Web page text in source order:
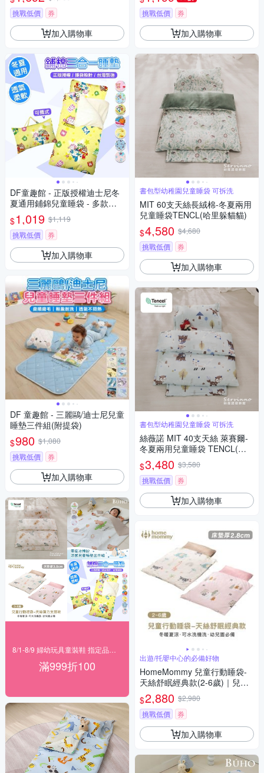
挑戰低價
券
加入購物車
DF童趣館 - 正版授權迪士尼冬
夏通用鋪錦兒童睡袋 - 多款可
選
$1,019 $1,119
挑戰低價
券
加入購物車
DF 童趣館 - 三麗鷗/迪士尼兒童
睡墊三件組(附提袋)
$980 $1,080
挑戰低價
券
加入購物車
滿999折100
挑戰低價 券
加入購物車
書包型幼稚園兒童睡袋 可拆洗
MIT 60支天絲長絨棉-冬夏兩用
兒童睡袋TENCL(哈里躲貓貓)
$4,580 $4,680
挑戰低價
券
加入購物車
書包型幼稚園兒童睡袋 可拆洗
絲薇諾 MIT 40支天絲 萊賽爾-
冬夏兩用兒童睡袋 TENCL(狐
狸家族)
$3,480 $3,580
挑戰低價
券
加入購物車
出遊/托嬰中心的必備好物
HomeMommy 兒童行動睡袋-
天絲舒眠經典款(2-6歲)｜兒童
睡袋 幼兒園睡袋 露營睡袋
$2,880 $2,980
挑戰低價
券
加入購物車